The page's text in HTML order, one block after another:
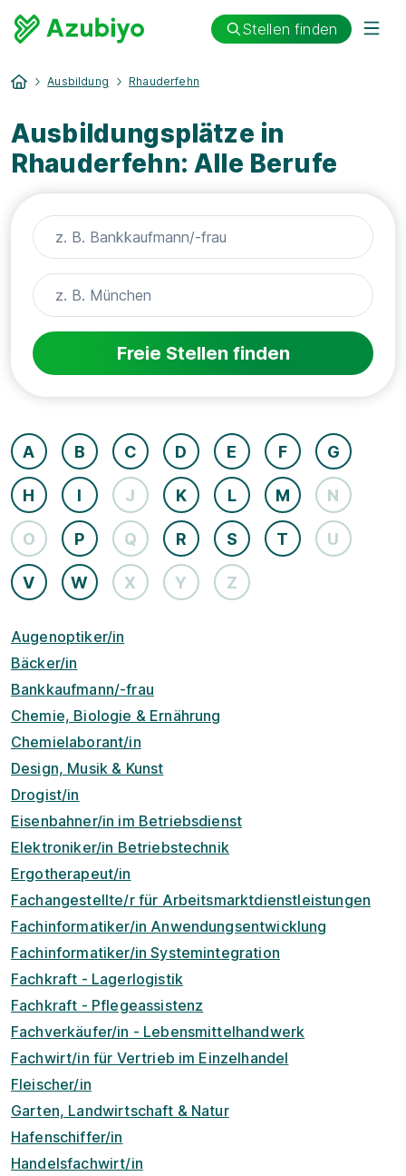
Stellen finden
Ausbildung Rhauderfehn
Ausbildungsplätze in
Rhauderfehn: Alle Berufe
Freie Stellen finden
A B C D E F G
H I J K L M N
O P Q R S T U
V W X Y Z
Augenoptiker/in
Bäcker/in
Bankkaufmann/-frau
Chemie, Biologie & Ernährung
Chemielaborant/in
Design, Musik & Kunst
Drogist/in
Eisenbahner/in im Betriebsdienst
Elektroniker/in Betriebstechnik
Ergotherapeut/in
Fachangestellte/r für Arbeitsmarktdienstleistungen
Fachinformatiker/in Anwendungsentwicklung
Fachinformatiker/in Systemintegration
Fachkraft - Lagerlogistik
Fachkraft - Pflegeassistenz
Fachverkäufer/in - Lebensmittelhandwerk
Fachwirt/in für Vertrieb im Einzelhandel
Fleischer/in
Garten, Landwirtschaft & Natur
Hafenschiffer/in
Handelsfachwirt/in